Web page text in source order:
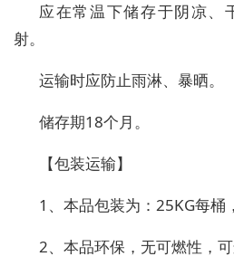
应在常温下储存于阴凉、
射。
运输时应防止雨淋、暴晒。
储存期18个月。
【包装运输】
1、本品包装为：25KG每桶
2、本品环保，无可燃性，可